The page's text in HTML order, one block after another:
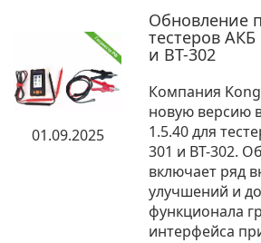
01.09.2025
Обновление
тестеров АКБ
и BT-302
Компания
новую версию
1.5.40 для
301 и BT-302.
включает ряд
улучшений и
функционала
интерфейса